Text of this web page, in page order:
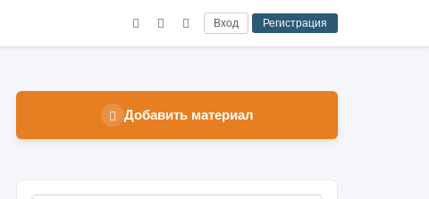
Вход Регистрация
Добавить материал